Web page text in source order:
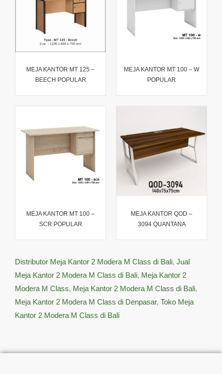
MEJA KANTOR MT 125 –
BEECH POPULAR
MEJA KANTOR MT 100 – W
POPULAR
MEJA KANTOR MT 100 –
SCR POPULAR
MEJA KANTOR QOD –
3094 QUANTANA
Distributor Meja Kantor 2 Modera M Class di Bali, Jual
Meja Kantor 2 Modera M Class di Bali, Meja Kantor 2
Modera M Class, Meja Kantor 2 Modera M Class di Bali,
Meja Kantor 2 Modera M Class di Denpasar, Toko Meja
Kantor 2 Modera M Class di Bali